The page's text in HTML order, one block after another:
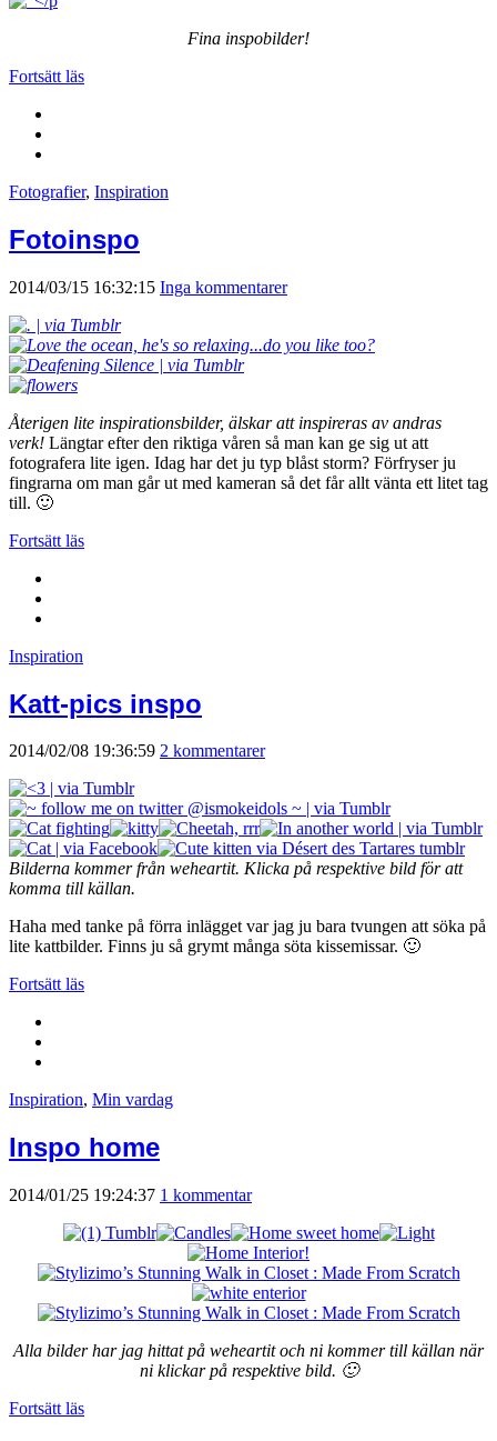
Fina inspobilder!
Fortsätt läs
Fotografier, Inspiration
Fotoinspo
2014/03/15 16:32:15 Inga kommentarer
Återigen lite inspirationsbilder, älskar att inspireras av andras
verk! Längtar efter den riktiga våren så man kan ge sig ut att
fotografera lite igen. Idag har det ju typ blåst storm? Förfryser ju
fingrarna om man går ut med kameran så det får allt vänta ett litet tag
till. 🙂
Fortsätt läs
Inspiration
Katt-pics inspo
2014/02/08 19:36:59 2 kommentarer
Bilderna kommer från weheartit. Klicka på respektive bild för att
komma till källan.
Haha med tanke på förra inlägget var jag ju bara tvungen att söka på
lite kattbilder. Finns ju så grymt många söta kissemissar. 🙂
Fortsätt läs
Inspiration, Min vardag
Inspo home
2014/01/25 19:24:37 1 kommentar
Alla bilder har jag hittat på weheartit och ni kommer till källan när
ni klickar på respektive bild. 🙂
Fortsätt läs